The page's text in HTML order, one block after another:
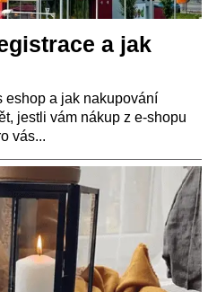
a jak
eshop a jak nakupování
jestli vám nákup z e-shopu
vás...